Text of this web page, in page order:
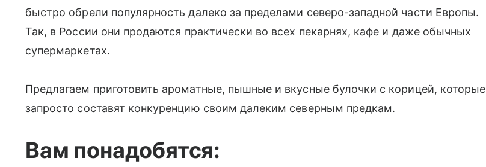
быстро обрели популярность далеко за пределами северо-западной части Европы.
Так, в России они продаются практически во всех пекарнях, кафе и даже обычных
супермаркетах.
Предлагаем приготовить ароматные, пышные и вкусные булочки с корицей, которые
запросто составят конкуренцию своим далеким северным предкам.
Вам понадобятся: